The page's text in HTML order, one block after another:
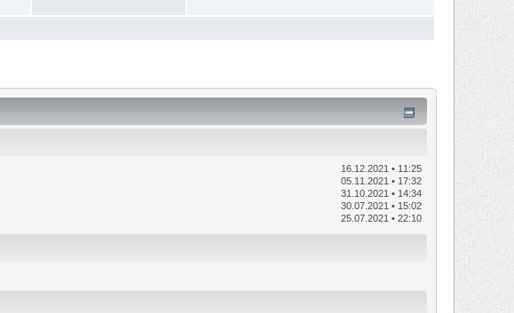
16.12.2021 • 11:25
05.11.2021 • 17:32
31.10.2021 • 14:34
30.07.2021 • 15:02
25.07.2021 • 22:10